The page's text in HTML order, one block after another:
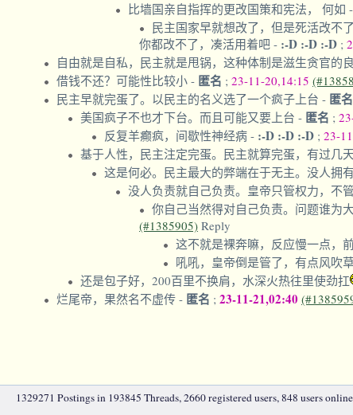
比墙国亲自指挥的更改国策和宪法， 何如 -
民主国家早就想改了，但是死活改不
你都改不了，凑活用着吧 - :-D :-D :-D ;
自由就是自私，民主就是甩锅，这种体制是滋生贪官的
借钱不还？可能性比较小 - 匿名 ; 23-11-20,14:15
民主早就完蛋了。以民主的名义选了一个疯子上台 - 匿名
美国疯子不也才下台。而且可能又要上台 - 匿名 ;
反复羊癫疯，间歇性神经病 - :-D :-D :-D ; 23-
基于人性，民主注定完蛋。民主就算完蛋，有过几
这是何必。民主最大的弊端在于无主。没人拥
没人负责就自己负责。皇帝只管权力，不
你自己当然得对自己负责。问题谁为
(#1385905) Reply
这不就是裸奔嘛，反应慢一点，
吼吼，皇帝倒是管了，有点风吹
还是包子好，200百里不换肩，水深火热往里使劲扛
烂尾帝，果然名不虚传 - 匿名 ; 23-11-21,02:40
1329271 Postings in 193845 Threads, 2660 registered users, 848 users